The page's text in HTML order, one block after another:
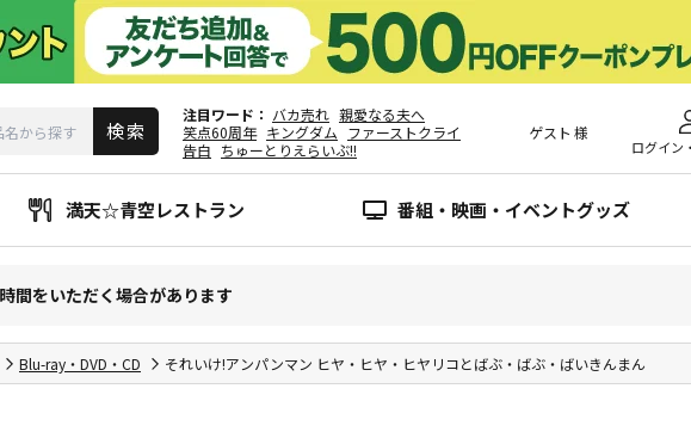
注目ワード バカ売れ 親愛なる夫へ
笑点60周年 キングダム ファーストクライ
告白 ちゅーとりえらいぶ!!
ゲスト 様
ログイン
満天☆青空レストラン 番組・映画・イベントグッズ
間をいただく場合があります
Blu-ray・DVD・CD それいけ!アンパンマン ヒヤ・ヒヤ・ヒヤリコとばぶ・ばぶ・ばいきんまん